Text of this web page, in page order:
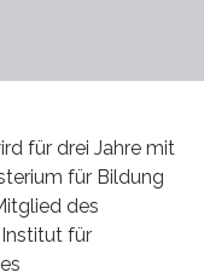
für drei Jahre mit
für Bildung
des
für